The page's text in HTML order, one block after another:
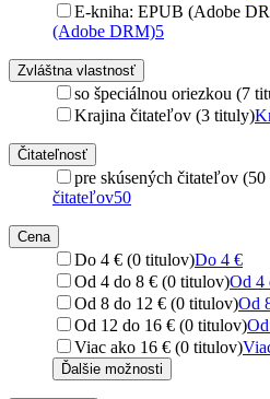
E-kniha: EPUB (Adobe
(Adobe DRM)5
Zvláštna vlastnosť
so špeciálnou oriezkou (7
Krajina čitateľov (3 tituly)
Čitateľnosť
pre skúsených čitateľov
čitateľov50
Cena
Do 4 € (0 titulov)Do 4 €
Od 4 do 8 € (0 titulov)Od 4
Od 8 do 12 € (0 titulov)Od
Od 12 do 16 € (0 titulov)
Viac ako 16 € (0 titulov)
Ďalšie možnosti